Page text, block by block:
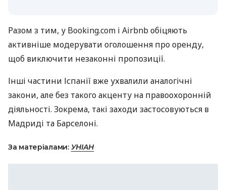
Разом з тим, у Booking.com і Airbnb обіцяють
активніше модерувати оголошення про оренду,
щоб виключити незаконні пропозиції.
Інші частини Іспанії вже ухвалили аналогічні
закони, але без такого акценту на правоохоронній
діяльності. Зокрема, такі заходи застосовуються в
Мадриді та Барселоні.
За матеріалами: УНІАН